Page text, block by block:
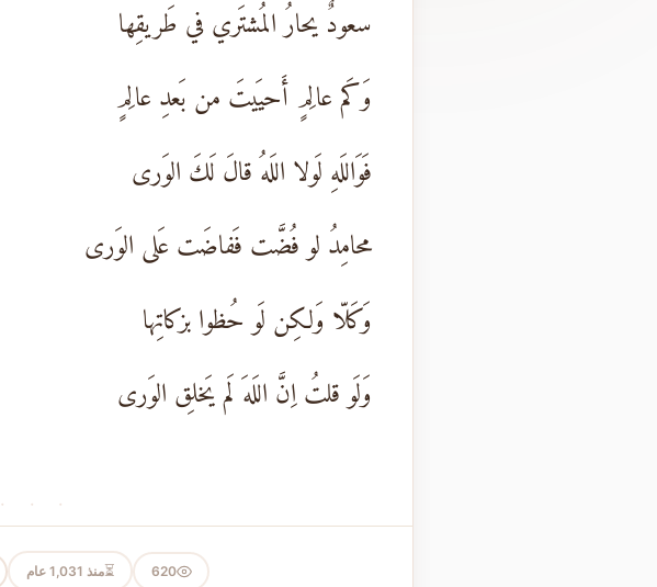
سعودٌ يحارُ المُشتَري في طَريقِها
وَكَم عالِمٍ أَحيَيتَ من بَعدِ عالِمٍ
فَوَاللَهِ لَولا اللَهُ قالَ لَكَ الوَرى
محامِدُ لو فُضَّت فَفاضَت عَلى الوَرى
وَكَلّا وَلكِن لَو حُظوا بزكاتِها
وَلَو قلتُ اِنَّ اللَهَ لَم يَخلِق الوَرى
· ·
620
⏳منذ 1,031 عام